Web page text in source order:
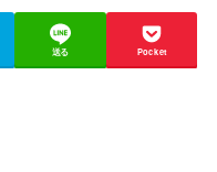
送る Pocket